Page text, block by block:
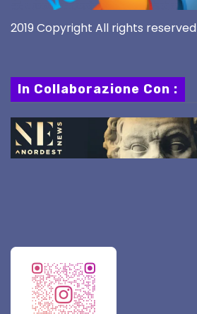
2019 Copyright All rights reserved
In Collaborazione Con :